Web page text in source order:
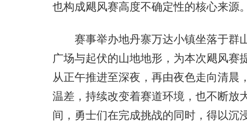
也构成飓风赛高度不确定性的核心来源。
赛事举办地丹寨万达小镇坐落于群
广场与起伏的山地地形，为本次飓风赛
从正午推进至深夜，再由夜色走向清晨
温差，持续改变着赛道环境，也不断放
间，勇士们在完成挑战的同时，得以沉